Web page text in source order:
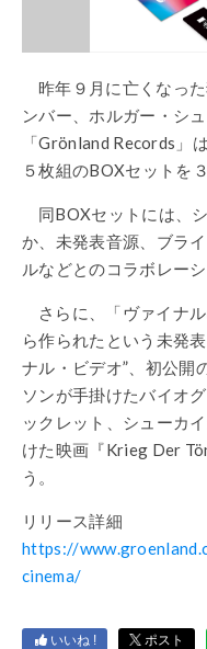
昨年９月に亡くなっ
ンバー、ホルガー・シ
「Grönland Records」
５枚組のBOXセットを
同BOXセットには、
か、未発表音源、ブラ
ルなどとのコラボレー
さらに、「ヴァイナ
ら作られたという未発
ナル・ビデオ”、初公開
ソンが手掛けたバイオ
ックレット、シューカ
けた映画『Krieg Der
う。
リリース詳細
https://
cinema/
いいね ! ポスト